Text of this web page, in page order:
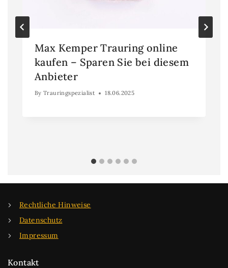
Max Kemper Trauring online
kaufen – Sparen Sie bei diesem
Anbieter
By Trauringspezialist 18.06.2025
Rechtliche Hinweise
Datenschutz
Impressum
Kontakt